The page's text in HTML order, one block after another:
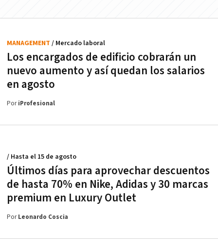
Los encargados de edificio cobrarán un
nuevo aumento y así quedan los salarios
en agosto
MANAGEMENT / Mercado laboral
PoriProfesional
Últimos días para aprovechar descuentos
de hasta 70% en Nike, Adidas y 30 marcas
premium en Luxury Outlet
/ Hasta el 15 de agosto
PorLeonardo Coscia